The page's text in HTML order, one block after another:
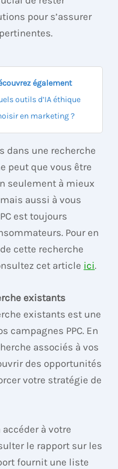
pour s’assurer
également
outils d’IA éthique
en marketing ?
dans une recherche
peut que vous être
seulement à mieux
aussi à vous
est toujours
Pour en
cette recherche
cet article ici.
existants
existants est une
campagnes PPC. En
associés à vos
des opportunités
votre stratégie de
à votre
le rapport sur les
fournit une liste